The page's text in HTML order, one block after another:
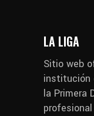
LA LIGA
Sitio web
institución
la Primera